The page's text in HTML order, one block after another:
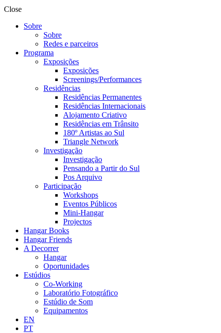
Close
Sobre
Sobre
Redes e parceiros
Programa
Exposições
Exposições
Screenings/Performances
Residências
Residências Permanentes
Residências Internacionais
Alojamento Criativo
Residências em Trânsito
180º Artistas ao Sul
Triangle Network
Investigação
Investigação
Pensando a Partir do Sul
Pos Arquivo
Participação
Workshops
Eventos Públicos
Mini-Hangar
Projectos
Hangar Books
Hangar Friends
A Decorrer
Hangar
Oportunidades
Estúdios
Co-Working
Laboratório Fotográfico
Estúdio de Som
Equipamentos
EN
PT